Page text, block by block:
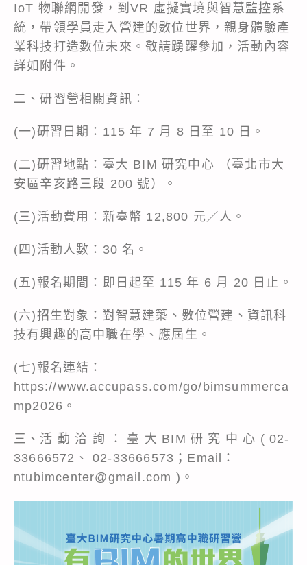
IoT 物聯網開發，到VR 虛擬實境與智慧監控系
統，帶領學員走入營建的數位世界，親身體驗產
業科技打造數位未來。敬請踴躍參加，活動內容
詳如附件。
二、研習營相關資訊：
(一)研習日期：115 年 7 月 8 日至 10 日。
(二)研習地點：臺大 BIM 研究中心 （臺北市大
安區辛亥路三段 200 號）。
(三)活動費用：新臺幣 12,800 元／人。
(四)活動人數：30 名。
(五)報名期間：即日起至 115 年 6 月 20 日止。
(六)招生對象：對智慧建築、數位營建、資訊科
技有興趣的高中職在學、應屆生。
(七)報名連結：
https://www.accupass.com/go/bimsummerca
mp2026。
三、活 動 洽 詢 ： 臺 大 BIM 研 究 中 心 ( 02-
33666572、 02-33666573；Email：
ntubimcenter@gmail.com )。